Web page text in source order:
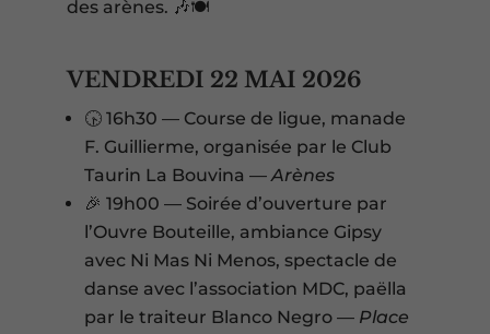
des arènes. 🎶🍽️
VENDREDI 22 MAI 2026
🕟 16h30 — Course de ligue, manade
F. Guillierme, organisée par le Club
Taurin La Bouvina —Arènes
🎉 19h00 — Soirée d’ouverture par
l’Ouvre Bouteille, ambiance Gipsy
avec Ni Mas Ni Menos, spectacle de
danse avec l’association MDC, paëlla
par le traiteur Blanco Negro — Place